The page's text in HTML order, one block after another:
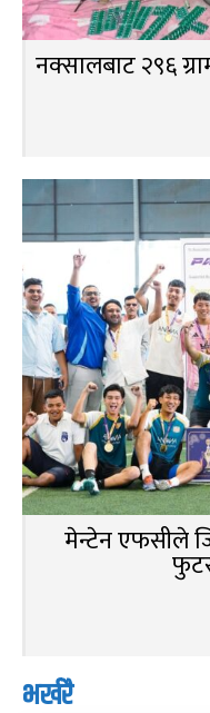
नक्सालबाट २९६
मेन्टेन एफसीले
भर्खरै